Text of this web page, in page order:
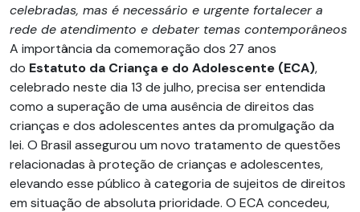
celebradas, mas é necessário e urgente fortalecer a
rede de atendimento e debater temas contemporâneos
A importância da comemoração dos 27 anos
do Estatuto da Criança e do Adolescente (ECA),
celebrado neste dia 13 de julho, precisa ser entendida
como a superação de uma ausência de direitos das
crianças e dos adolescentes antes da promulgação da
lei. O Brasil assegurou um novo tratamento de questões
relacionadas à proteção de crianças e adolescentes,
elevando esse público à categoria de sujeitos de direitos
em situação de absoluta prioridade. O ECA concedeu,